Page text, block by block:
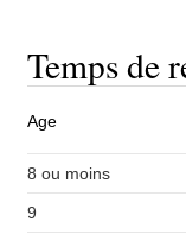
Temps de
Age
8 ou moins
9